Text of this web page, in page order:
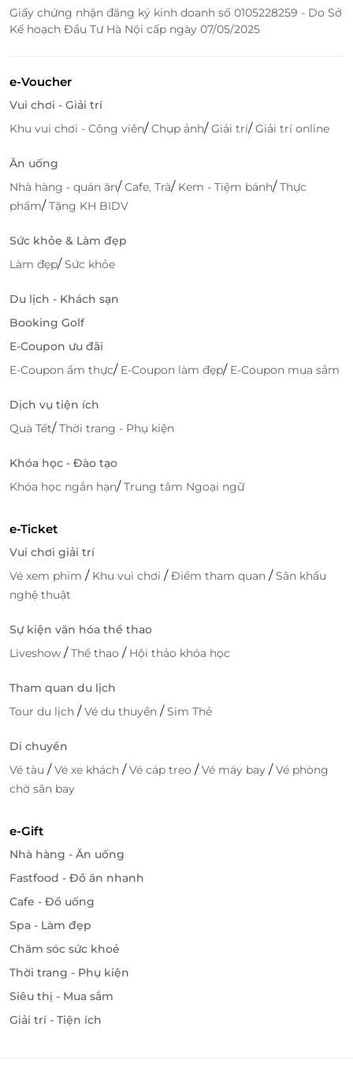
Truy cập
dưỡng hấp dẫn bạn nhé!
Giấy chứng nhận đăng ký kinh doanh số 0105228259 - Do Sở
Kế hoạch Đầu Tư Hà Nội cấp ngày 07/05/2025
e-Voucher
Vui chơi - Giải trí
Khu vui chơi - Công viên/Chụp ảnh/Giải trí/Giải trí online
Ăn uống
Nhà hàng - quán ăn/Cafe, Trà/ Kem - Tiệm bánh/Thực
phẩm/Tặng KH BIDV
Sức khỏe & Làm đẹp
Làm đẹp/Sức khỏe
Du lịch - Khách sạn
Booking Golf
E-Coupon ưu đãi
E-Coupon ẩm thực/ E-Coupon làm đẹp/ E-Coupon mua sắm
Dịch vụ tiện ích
Quà Tết/Thời trang - Phụ kiện
Khóa học - Đào tạo
Khóa học ngắn hạn/Trung tâm Ngoại ngữ
e-Ticket
Vui chơi giải trí
Vé xem phim / Khu vui chơi /Điểm tham quan /Sân khấu
nghệ thuật
Sự kiện văn hóa thể thao
Liveshow /Thể thao / Hội thảo khóa học
Tham quan du lịch
Tour du lịch /Vé du thuyền /Sim Thẻ
Di chuyển
Vé tàu /Vé xe khách /Vé cáp treo /Vé máy bay /Vé phòng
chờ sân bay
e-Gift
Nhà hàng - Ăn uống
Fastfood - Đồ ăn nhanh
Cafe - Đồ uống
Spa - Làm đẹp
Chăm sóc sức khoẻ
Thời trang - Phụ kiện
Siêu thị - Mua sắm
Giải trí - Tiện ích